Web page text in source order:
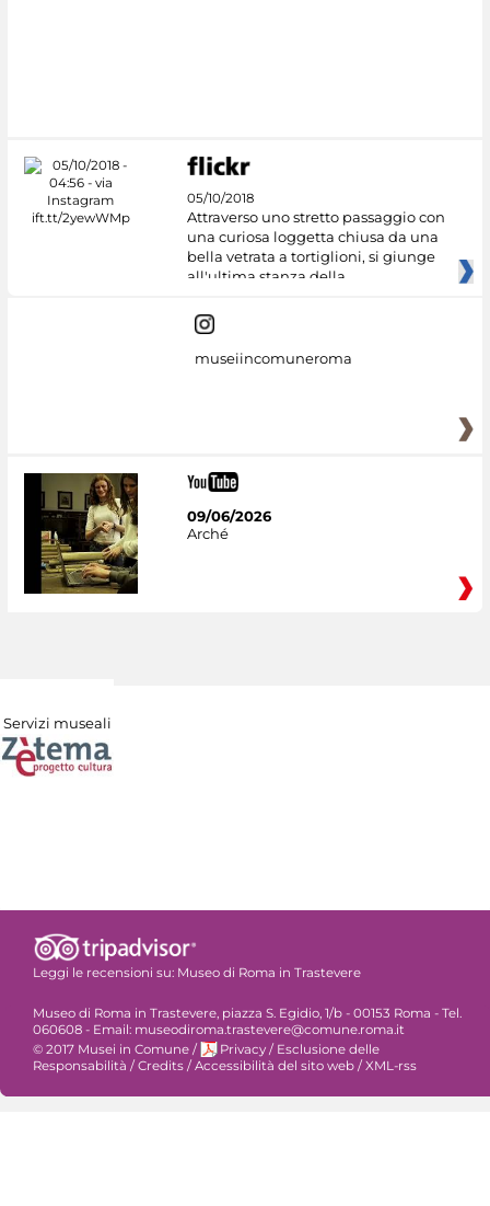
05/10/2018
Attraverso uno stretto passaggio con
una curiosa loggetta chiusa da una
bella vetrata a tortiglioni, si giunge
all'ultima stanza della
museiincomuneroma
09/06/2026
Arché
Servizi museali
Leggi le recensioni su: Museo di Roma in Trastevere
Museo di Roma in Trastevere, piazza S. Egidio, 1/b - 00153 Roma - Tel.
060608 - Email: museodiroma.trastevere@comune.roma.it
© 2017 Musei in Comune / Privacy / Esclusione delle
Responsabilità / Credits / Accessibilità del sito web / XML-rss